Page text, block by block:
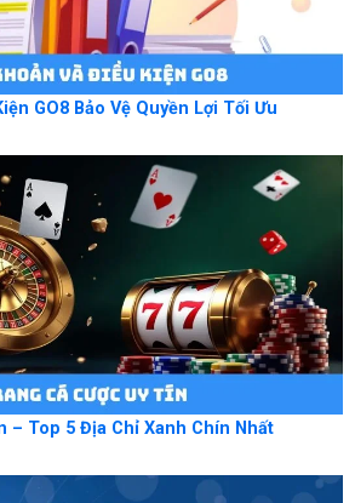
GO8 Bảo Vệ Quyền Lợi Tối Ưu
– Top 5 Địa Chỉ Xanh Chín Nhất